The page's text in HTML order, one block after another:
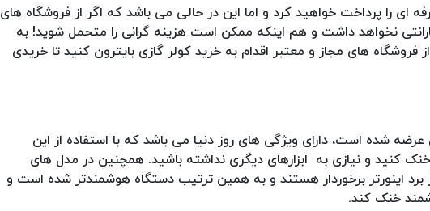
ای را پرداخت خواهید کرد و اما این در حالی می باشد که اگر از فروشگاه های
نخواهد داشت و هم اینکه ممکن است هزینه گرانی را متحمل شوید! به
های مجاز و معتبر اقدام به خرید کولر گازی بایترون کنید تا خریدی
عرضه شده است، دارای ویژگی های روز دنیا می باشد که با استفاده از این
کنید و نیازی به ابزارهای دیگری نداشته باشید. همچنین در مدل های
اینورتر برخوردار هستند و به همین ترتیب دستگاه هوشمندتر شده است و
خنک کند.